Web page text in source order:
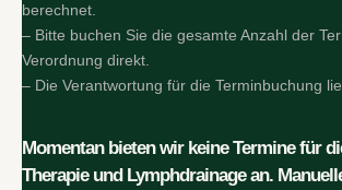
berechnet.
– Bitte buchen Sie die gesamte Anzahl der
Verordnung direkt.
– Die Verantwortung für die Terminbuchung
Momentan bieten wir keine Termine für
Therapie und Lymphdrainage an.